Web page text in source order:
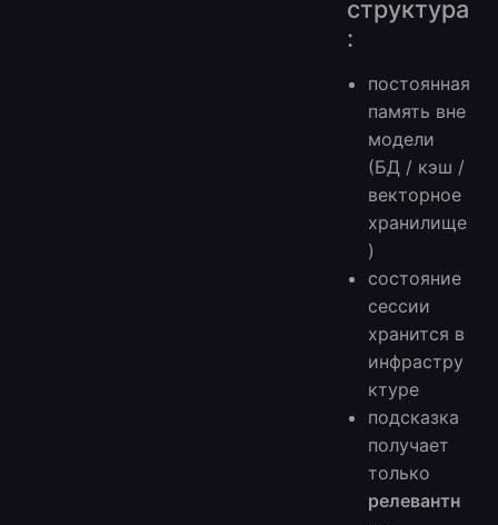
структура
:
постоянная
память вне
модели
(БД / кэш /
векторное
хранилище
)
состояние
сессии
хранится в
инфрастру
ктуре
подсказка
получает
только
релевантн